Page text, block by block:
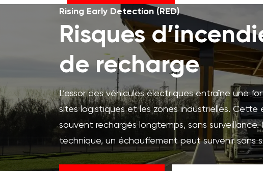
Rising Early Detection (RED)
Risques
de recharge
L’essor des véhicules électriques entraîne une
sites logistiques et les zones industrielles.
souvent rechargés longtemps, sans
technique, un échauffement peut survenir sans